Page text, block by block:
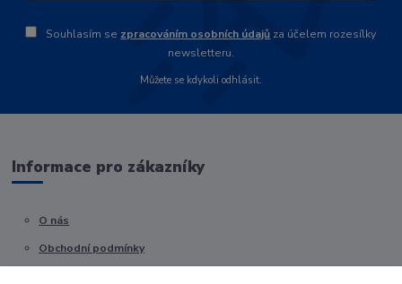
Souhlasím se zpracováním osobních údajů za účelem rozesílky
newsletteru.
Můžete se kdykoli odhlásit.
Informace pro zákazníky
O nás
Obchodní podmínky